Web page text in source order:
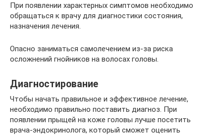
При появлении характерных симптомов необходимо
обращаться к врачу для диагностики состояния,
назначения лечения.
Опасно заниматься самолечением из-за риска
осложнений гнойников на волосах головы.
Диагностирование
Чтобы начать правильное и эффективное лечение,
необходимо правильно поставить диагноз. При
появлении прыщей на коже головы лучше посетить
врача-эндокринолога, который сможет оценить